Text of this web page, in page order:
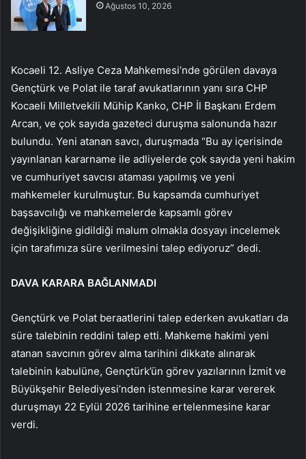
Ağustos 10, 2026
Kocaeli 12. Asliye Ceza Mahkemesi’nde görülen davaya
Gençtürk ve Polat ile taraf avukatlarının yanı sıra CHP
Kocaeli Milletvekili Mühip Kanko, CHP İl Başkanı Erdem
Arcan, ve çok sayıda gazeteci duruşma salonunda hazır
bulundu. Yeni atanan savcı, duruşmada “Bu ay içerisinde
yayınlanan kararname ile adliyelerde çok sayıda yeni hakim
ve cumhuriyet savcısı ataması yapılmış ve yeni
mahkemeler kurulmuştur. Bu kapsamda cumhuriyet
başsavcılığı ve mahkemelerde kapsamlı görev
değişikliğine gidildiği malum olmakla dosyayı incelemek
için tarafımıza süre verilmesini talep ediyoruz” dedi.
DAVA KARARA BAĞLANMADI
Gençtürk ve Polat beraatlerini talep ederken avukatları da
süre talebinin reddini talep etti. Mahkeme hakimi yeni
atanan savcının görev alma tarihini dikkate alınarak
talebinin kabulüne, Gençtürk’ün görev yazılarının İzmit ve
Büyükşehir Belediyesi’nden istenmesine karar vererek
duruşmayı 22 Eylül 2026 tarihine ertelenmesine karar
verdi.